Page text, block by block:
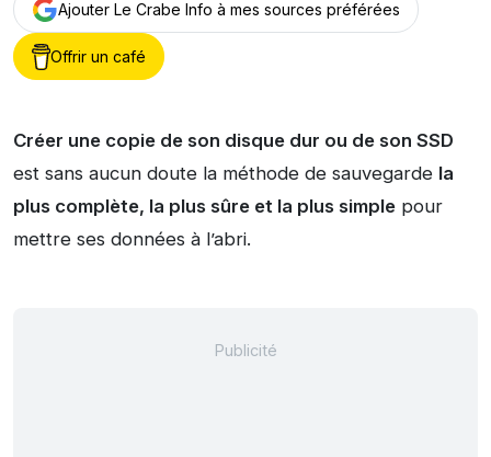
Ajouter Le Crabe Info à mes sources préférées
Offrir un café
Créer une copie de son disque dur ou de son SSD
est sans aucun doute la méthode de sauvegarde la
plus complète, la plus sûre et la plus simple pour
mettre ses données à l’abri.